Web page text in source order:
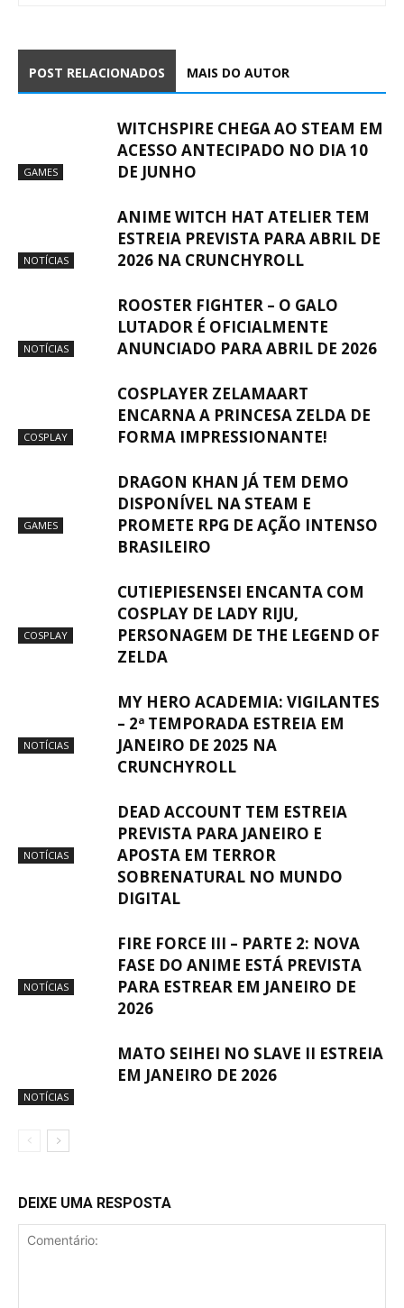
POST RELACIONADOS MAIS DO AUTOR
GAMES
WITCHSPIRE CHEGA AO STEAM EM
ACESSO ANTECIPADO NO DIA 10
DE JUNHO
NOTÍCIAS
ANIME WITCH HAT ATELIER TEM
ESTREIA PREVISTA PARA ABRIL DE
2026 NA CRUNCHYROLL
NOTÍCIAS
ROOSTER FIGHTER – O GALO
LUTADOR É OFICIALMENTE
ANUNCIADO PARA ABRIL DE 2026
COSPLAY
COSPLAYER ZELAMAART
ENCARNA A PRINCESA ZELDA DE
FORMA IMPRESSIONANTE!
GAMES
DRAGON KHAN JÁ TEM DEMO
DISPONÍVEL NA STEAM E
PROMETE RPG DE AÇÃO INTENSO
BRASILEIRO
COSPLAY
CUTIEPIESENSEI ENCANTA COM
COSPLAY DE LADY RIJU,
PERSONAGEM DE THE LEGEND OF
ZELDA
NOTÍCIAS
MY HERO ACADEMIA: VIGILANTES
– 2ª TEMPORADA ESTREIA EM
JANEIRO DE 2025 NA
CRUNCHYROLL
NOTÍCIAS
DEAD ACCOUNT TEM ESTREIA
PREVISTA PARA JANEIRO E
APOSTA EM TERROR
SOBRENATURAL NO MUNDO
DIGITAL
NOTÍCIAS
FIRE FORCE III – PARTE 2: NOVA
FASE DO ANIME ESTÁ PREVISTA
PARA ESTREAR EM JANEIRO DE
2026
NOTÍCIAS
MATO SEIHEI NO SLAVE II ESTREIA
EM JANEIRO DE 2026
DEIXE UMA RESPOSTA